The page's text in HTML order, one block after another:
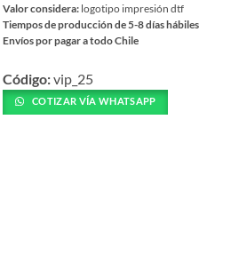
Valor considera: logotipo impresión dtf
Tiempos de producción de 5-8 días hábiles
Envíos por pagar a todo Chile
producto
tiene
Código:vip_25
COTIZAR VÍA WHATSAPP